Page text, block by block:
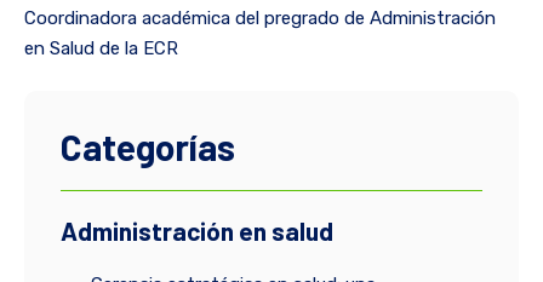
Coordinadora académica del pregrado de Administración
en Salud de la ECR
Categorías
Administración en salud